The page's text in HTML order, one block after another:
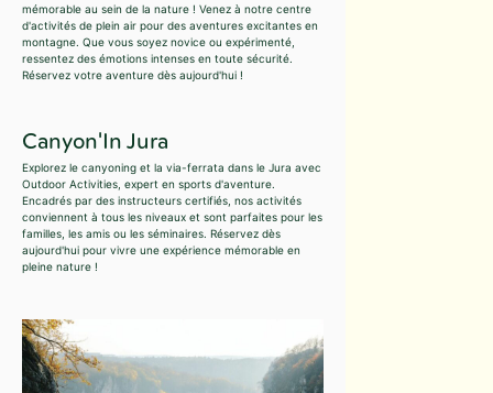
mémorable au sein de la nature ! Venez à notre centre
d'activités de plein air pour des aventures excitantes en
montagne. Que vous soyez novice ou expérimenté,
ressentez des émotions intenses en toute sécurité.
Réservez votre aventure dès aujourd'hui !
Canyon'In Jura
Explorez le canyoning et la via-ferrata dans le Jura avec
Outdoor Activities, expert en sports d'aventure.
Encadrés par des instructeurs certifiés, nos activités
conviennent à tous les niveaux et sont parfaites pour les
familles, les amis ou les séminaires. Réservez dès
aujourd'hui pour vivre une expérience mémorable en
pleine nature !